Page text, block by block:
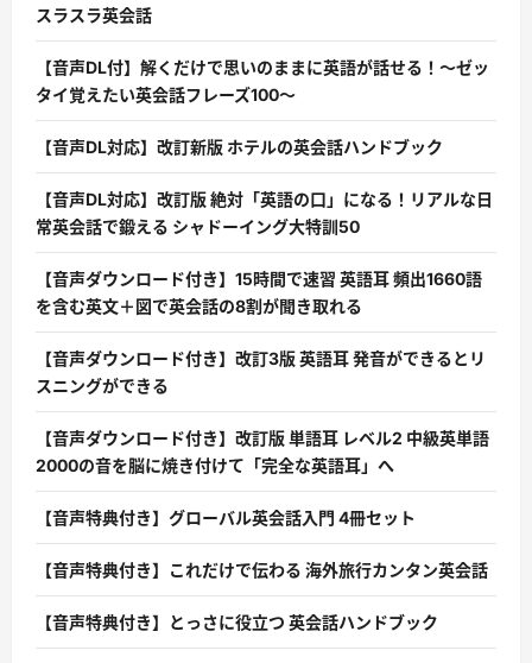
スラスラ英会話
【音声DL付】解くだけで思いのままに英語が話せる！〜ゼッ
タイ覚えたい英会話フレーズ100〜
【音声DL対応】改訂新版 ホテルの英会話ハンドブック
【音声DL対応】改訂版 絶対「英語の口」になる！リアルな日
常英会話で鍛える シャドーイング大特訓50
【音声ダウンロード付き】15時間で速習 英語耳 頻出1660語
を含む英文＋図で英会話の8割が聞き取れる
【音声ダウンロード付き】改訂3版 英語耳 発音ができるとリ
スニングができる
【音声ダウンロード付き】改訂版 単語耳 レベル2 中級英単語
2000の音を脳に焼き付けて「完全な英語耳」へ
【音声特典付き】グローバル英会話入門 4冊セット
【音声特典付き】これだけで伝わる 海外旅行カンタン英会話
【音声特典付き】とっさに役立つ 英会話ハンドブック